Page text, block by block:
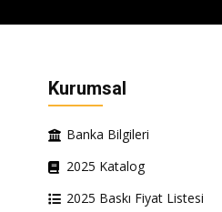
Kurumsal
Banka Bilgileri
2025 Katalog
2025 Baskı Fiyat Listesi